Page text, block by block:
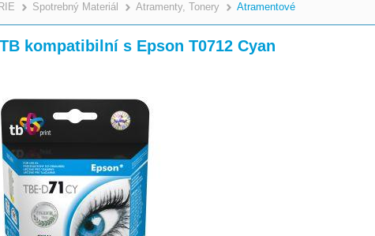
>
Spotrebný Materiál >
Atramenty, Tonery >
Atramentové
kompatibilní s Epson T0712 Cyan